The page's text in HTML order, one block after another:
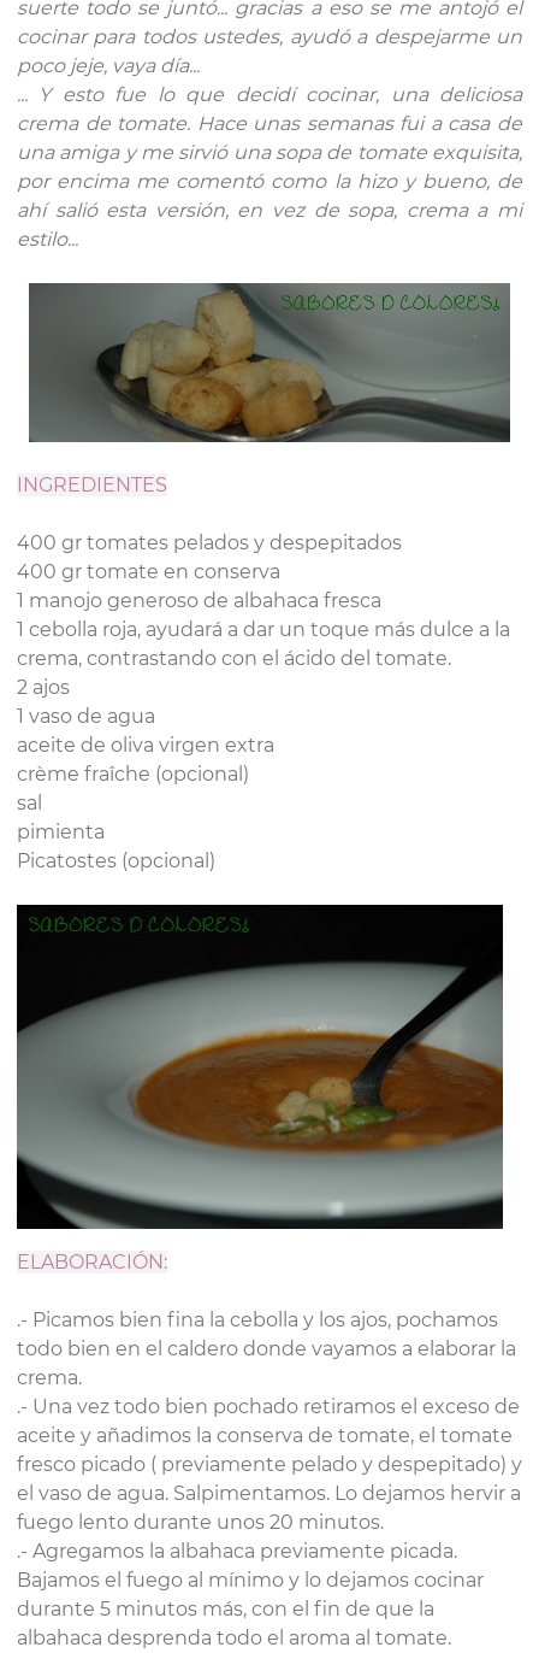
suerte todo se juntó... gracias a eso se me antojó el
cocinar para todos ustedes, ayudó a despejarme un
poco jeje, vaya día...
... Y esto fue lo que decidí cocinar, una deliciosa
crema de tomate. Hace unas semanas fui a casa de
una amiga y me sirvió una sopa de tomate exquisita,
por encima me comentó como la hizo y bueno, de
ahí salió esta versión, en vez de sopa, crema a mi
estilo...
INGREDIENTES
400 gr tomates pelados y despepitados
400 gr tomate en conserva
1 manojo generoso de albahaca fresca
1 cebolla roja, ayudará a dar un toque más dulce a la
crema, contrastando con el ácido del tomate.
2 ajos
1 vaso de agua
aceite de oliva virgen extra
crème fraîche (opcional)
sal
pimienta
Picatostes (opcional)
ELABORACIÓN:
.- Picamos bien fina la cebolla y los ajos, pochamos
todo bien en el caldero donde vayamos a elaborar la
crema.
.- Una vez todo bien pochado retiramos el exceso de
aceite y añadimos la conserva de tomate, el tomate
fresco picado ( previamente pelado y despepitado) y
el vaso de agua. Salpimentamos. Lo dejamos hervir a
fuego lento durante unos 20 minutos.
.- Agregamos la albahaca previamente picada.
Bajamos el fuego al mínimo y lo dejamos cocinar
durante 5 minutos más, con el fin de que la
albahaca desprenda todo el aroma al tomate.